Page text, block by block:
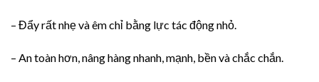
– Đẩy rất nhẹ và êm chỉ bằng lực tác động nhỏ.
– An toàn hơn, nâng hàng nhanh, mạnh, bền và chắc chắn.